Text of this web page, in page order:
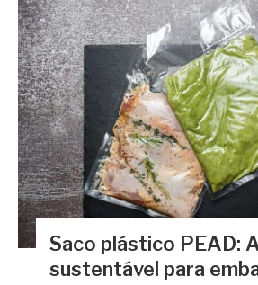
Saco plástico PEAD:
sustentável para